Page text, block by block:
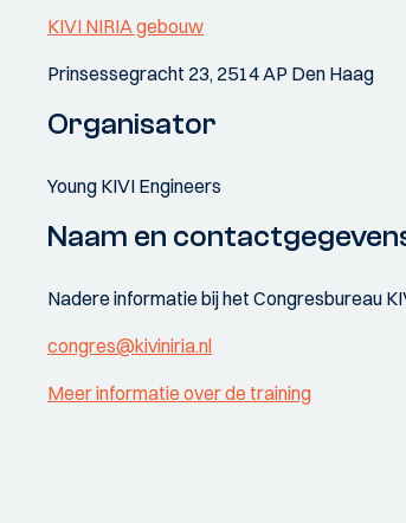
KIVI NIRIA gebouw
Prinsessegracht 23, 2514 AP Den Haag
Organisator
Young KIVI Engineers
Naam en
Nadere informatie bij het Congresbureau
congres@kiviniria.nl
Meer informatie over de training